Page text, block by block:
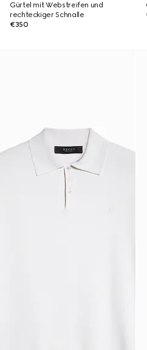
Gürtel mit Webstreifen und
rechteckiger Schnalle
€350